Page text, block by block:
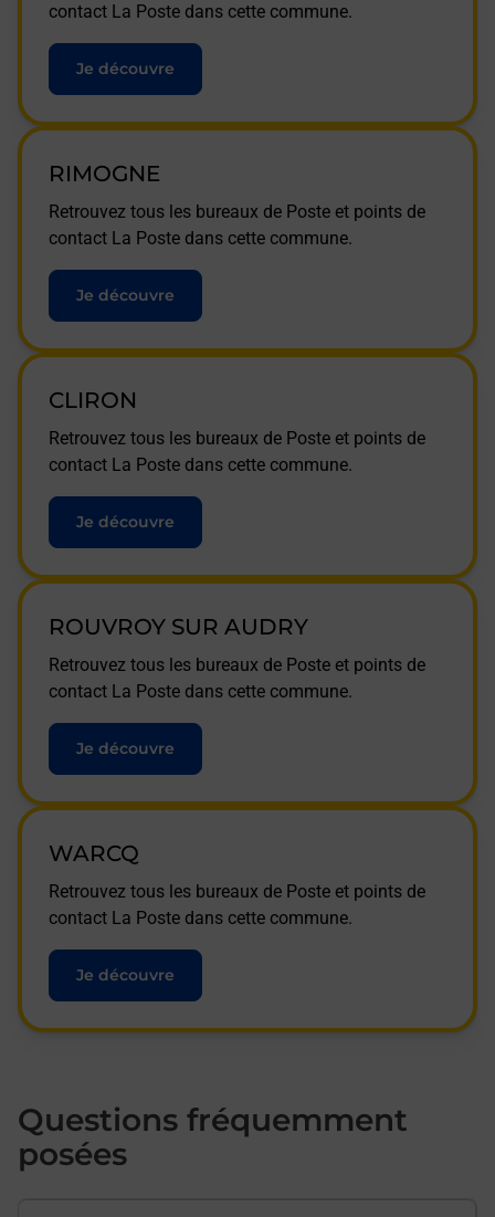
contact La Poste dans cette commune.
Je découvre
RIMOGNE
Retrouvez tous les bureaux de Poste et points de
contact La Poste dans cette commune.
Je découvre
CLIRON
Retrouvez tous les bureaux de Poste et points de
contact La Poste dans cette commune.
Je découvre
ROUVROY SUR AUDRY
Retrouvez tous les bureaux de Poste et points de
contact La Poste dans cette commune.
Je découvre
WARCQ
Retrouvez tous les bureaux de Poste et points de
contact La Poste dans cette commune.
Je découvre
Questions fréquemment
posées